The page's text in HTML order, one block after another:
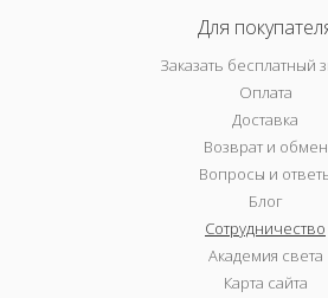
Для
Заказать бесплатный
Оплата
Доставка
Возврат и обмен
Вопросы и
Блог
Сотрудничество
Академия света
Карта сайта